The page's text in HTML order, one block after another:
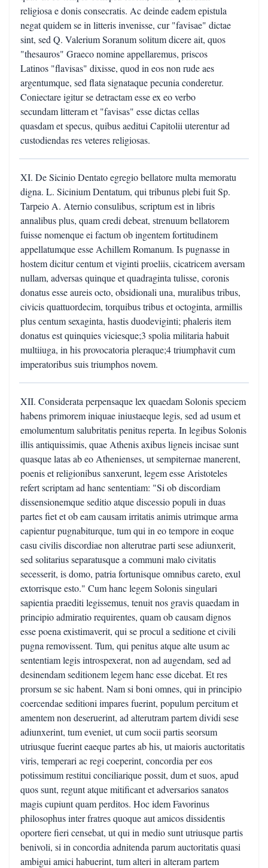
religiosa e donis consecratis. Ac deinde eadem epistula
negat quidem se in litteris invenisse, cur "favisae" dictae
sint, sed Q. Valerium Soranum solitum dicere ait, quos
"thesauros" Graeco nomine appellaremus, priscos
Latinos "flavisas" dixisse, quod in eos non rude aes
argentumque, sed flata signataque pecunia conderetur.
Coniectare igitur se detractam esse ex eo verbo
secundam litteram et "favisas" esse dictas cellas
quasdam et specus, quibus aeditui Capitolii uterentur ad
custodiendas res veteres religiosas.
XI. De Sicinio Dentato egregio bellatore multa memoratu
digna. L. Sicinium Dentatum, qui tribunus plebi fuit Sp.
Tarpeio A. Aternio consulibus, scriptum est in libris
annalibus plus, quam credi debeat, strenuum bellatorem
fuisse nomenque ei factum ob ingentem fortitudinem
appellatumque esse Achillem Romanum. Is pugnasse in
hostem dicitur centum et viginti proeliis, cicatricem aversam
nullam, adversas quinque et quadraginta tulisse, coronis
donatus esse aureis octo, obsidionali una, muralibus tribus,
civicis quattuordecim, torquibus tribus et octoginta, armillis
plus centum sexaginta, hastis duodeviginti; phaleris item
donatus est quinquies viciesque;3 spolia militaria habuit
multiiuga, in his provocatoria pleraque;4 triumphavit cum
imperatoribus suis triumphos novem.
XII. Considerata perpensaque lex quaedam Solonis speciem
habens primorem iniquae iniustaeque legis, sed ad usum et
emolumentum salubritatis penitus reperta. In legibus Solonis
illis antiquissimis, quae Athenis axibus ligneis incisae sunt
quasque latas ab eo Athenienses, ut sempiternae manerent,
poenis et religionibus sanxerunt, legem esse Aristoteles
refert scriptam ad hanc sententiam: "Si ob discordiam
dissensionemque seditio atque discessio populi in duas
partes fiet et ob eam causam irritatis animis utrimque arma
capientur pugnabiturque, tum qui in eo tempore in eoque
casu civilis discordiae non alterutrae parti sese adiunxerit,
sed solitarius separatusque a communi malo civitatis
secesserit, is domo, patria fortunisque omnibus careto, exul
extorrisque esto." Cum hanc legem Solonis singulari
sapientia praediti legissemus, tenuit nos gravis quaedam in
principio admiratio requirentes, quam ob causam dignos
esse poena existimaverit, qui se procul a seditione et civili
pugna removissent. Tum, qui penitus atque alte usum ac
sententiam legis introspexerat, non ad augendam, sed ad
desinendam seditionem legem hanc esse dicebat. Et res
prorsum se sic habent. Nam si boni omnes, qui in principio
coercendae seditioni impares fuerint, populum percitum et
amentem non deseruerint, ad alterutram partem dividi sese
adiunxerint, tum eveniet, ut cum socii partis seorsum
utriusque fuerint eaeque partes ab his, ut maioris auctoritatis
viris, temperari ac regi coeperint, concordia per eos
potissimum restitui conciliarique possit, dum et suos, apud
quos sunt, regunt atque mitificant et adversarios sanatos
magis cupiunt quam perditos. Hoc idem Favorinus
philosophus inter fratres quoque aut amicos dissidentis
oportere fieri censebat, ut qui in medio sunt utriusque partis
benivoli, si in concordia adnitenda parum auctoritatis quasi
ambigui amici habuerint, tum alteri in alteram partem